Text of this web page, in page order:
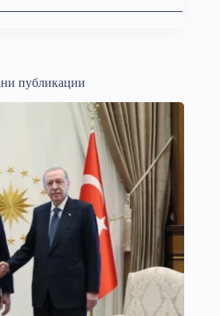
публикации